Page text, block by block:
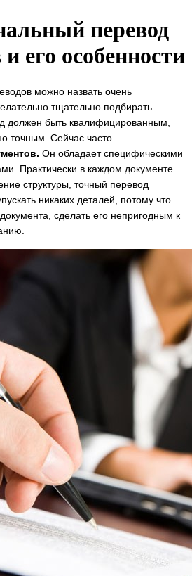
перевод
его особенности
можно назвать очень
тщательно подбирать
должен быть квалифицированным,
точным. Сейчас часто
Он обладает специфическими
Практически в каждом документе
структуры, точный перевод
никаких деталей, потому что
сделать его непригодным к